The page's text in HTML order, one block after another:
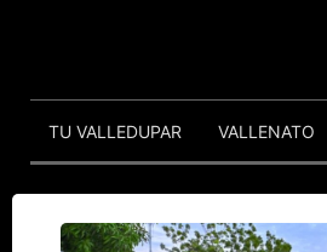
TU VALLEDUPAR VALLENATO